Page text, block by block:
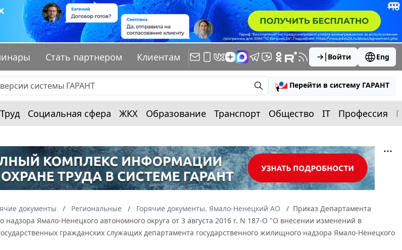
Стать партнером Клиентам Войти Eng
Перейти в систему ГАРАНТ
Труд Социальная сфера ЖКХ Образование Транспорт Общество IT Профессия
документы Региональные Горячие документы. Ямало-Ненецкий АО
Приказ Департамента
надзора Ямало-Ненецкого автономного округа от 3 августа 2016 г. N 187-О "О внесении изменений в
гражданских служащих департамента государственного жилищного надзора Ямало-Ненецкого